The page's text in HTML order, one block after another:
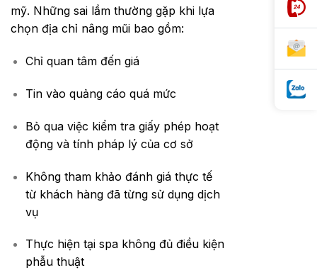
mỹ. Những sai lầm thường gặp khi lựa
chọn địa chỉ nâng mũi bao gồm:
Chỉ quan tâm đến giá
Tin vào quảng cáo quá mức
Bỏ qua việc kiểm tra giấy phép hoạt
động và tính pháp lý của cơ sở
Không tham khảo đánh giá thực tế
từ khách hàng đã từng sử dụng dịch
vụ
Thực hiện tại spa không đủ điều kiện
phẫu thuật